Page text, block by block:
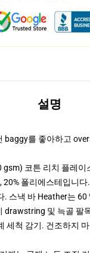
설명
baggy를 좋아하고
코튼 리치 플레이
20% 폴리에스테입니
스낵 바 Heather는 60
drawstring 및 늑골 팔
세척 감기. 건조하지